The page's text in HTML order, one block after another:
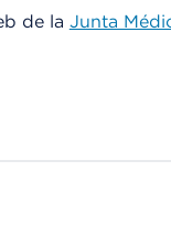
de la Junta